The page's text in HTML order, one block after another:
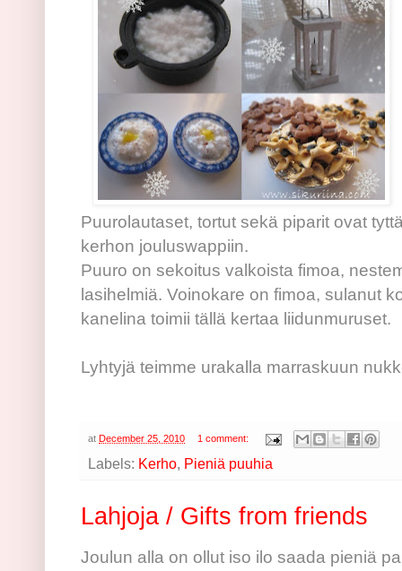
Puurolautaset, tortut sekä piparit ovat
kerhon jouluswappiin.
Puuro on sekoitus valkoista fimoa,
lasihelmiä. Voinokare on fimoa, sulanut
kanelina toimii tällä kertaa liidunmuruset.
Lyhtyjä teimme urakalla marraskuun
at December 25, 2010 1 comment:
Labels: Kerho, Pieniä puuhia
Lahjoja / Gifts from friends
Joulun alla on ollut iso ilo saada pieniä